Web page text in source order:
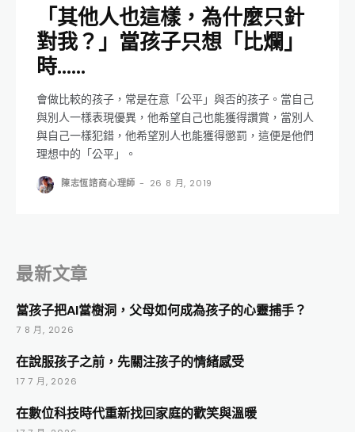
「其他人也這樣，為什麼只針
對我？」當孩子只想「比爛」
時……
會做比較的孩子，常是在意「公平」與否的孩子。當自己
與別人一樣表現優異，他希望自己也能獲得讚賞，當別人
與自己一樣犯錯，他希望別人也能獲得懲罰，這便是他們
理想中的「公平」。
陳志恆諮商心理師 - 26 8 月, 2019
最新文章
當孩子把AI當樹洞，父母如何成為孩子的心靈捕手？
7 8 月, 2026
在說服孩子之前，先關注孩子的情緒感受
17 7 月, 2026
在數位科技時代重新找回家庭的歡笑與溫暖